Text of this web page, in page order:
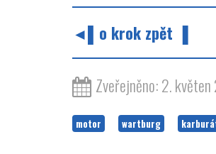
◄▌o krok zpět ▐
Zveřejněno: 2.
motor wartburg